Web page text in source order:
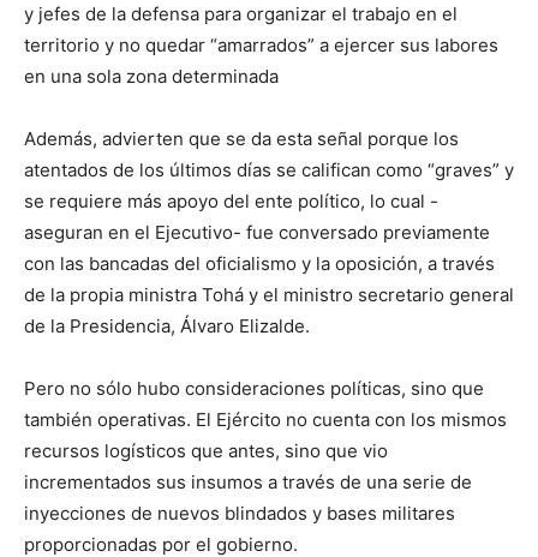
y jefes de la defensa para organizar el trabajo en el
territorio y no quedar “amarrados” a ejercer sus labores
en una sola zona determinada
Además, advierten que se da esta señal porque los
atentados de los últimos días se califican como “graves” y
se requiere más apoyo del ente político, lo cual -
aseguran en el Ejecutivo- fue conversado previamente
con las bancadas del oficialismo y la oposición, a través
de la propia ministra Tohá y el ministro secretario general
de la Presidencia, Álvaro Elizalde.
Pero no sólo hubo consideraciones políticas, sino que
también operativas. El Ejército no cuenta con los mismos
recursos logísticos que antes, sino que vio
incrementados sus insumos a través de una serie de
inyecciones de nuevos blindados y bases militares
proporcionadas por el gobierno.